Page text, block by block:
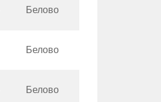
Белово
Белово
Белово